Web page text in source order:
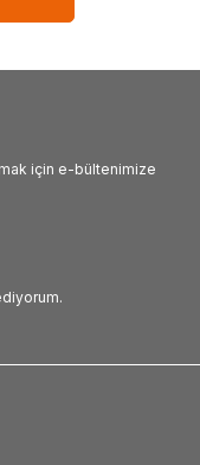
için e-bültenimize